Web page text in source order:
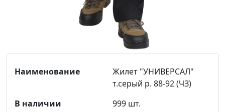
Жилет "УНИВЕРСАЛ"
т.серый р. 88-92 (ЧЗ)
999 шт.